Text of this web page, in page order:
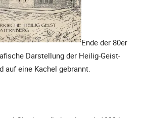
Ende der 80er
Darstellung der Heilig-Geist-
auf eine Kachel gebrannt.